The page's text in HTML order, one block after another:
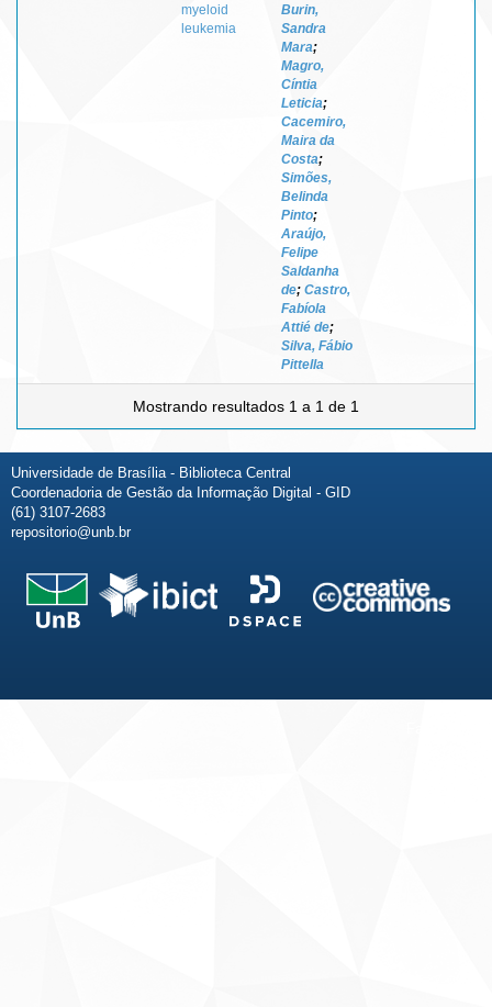
myeloid
leukemia
Burin,
Sandra
Mara;
Magro,
Cíntia
Leticia;
Cacemiro,
Maira da
Costa;
Simões,
Belinda
Pinto;
Araújo,
Felipe
Saldanha
de; Castro,
Fabíola
Attié de;
Silva, Fábio
Pittella
Mostrando resultados 1 a 1 de 1
Universidade de Brasília - Biblioteca Central
Coordenadoria de Gestão da Informação Digital - GID
(61) 3107-2683
repositorio@unb.br